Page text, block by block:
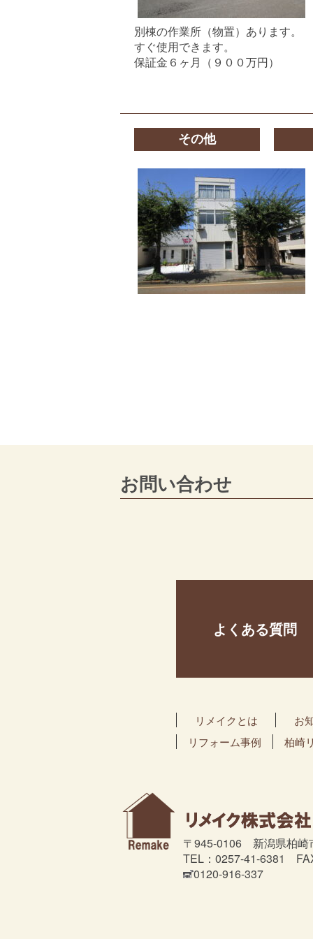
別棟の作業所（物置）あります。
すぐ使用できます。
保証金６ヶ月（９００万円）
その他
お問い合わせ
よくある質問
リメイクとは
お
リフォーム事例
柏崎
〒945-0106 新潟県柏崎
TEL：0257-41-6381
0120-916-337